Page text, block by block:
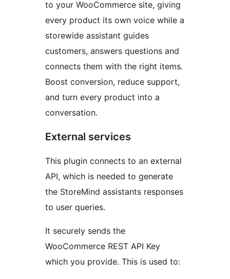
to your WooCommerce site, giving
every product its own voice while a
storewide assistant guides
customers, answers questions and
connects them with the right items.
Boost conversion, reduce support,
and turn every product into a
conversation.
External services
This plugin connects to an external
API, which is needed to generate
the StoreMind assistants responses
to user queries.
It securely sends the
WooCommerce REST API Key
which you provide. This is used to: